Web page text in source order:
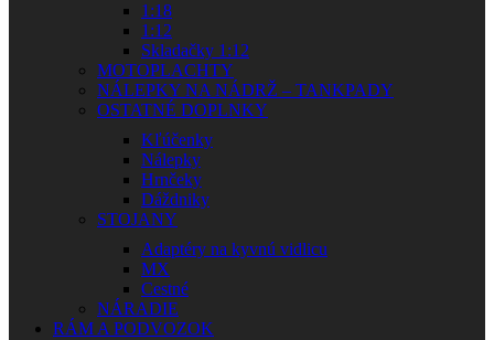
1:18
1:12
Skladačky 1:12
MOTOPLACHTY
NÁLEPKY NA NÁDRŽ – TANKPADY
OSTATNÉ DOPLNKY
Kľúčenky
Nálepky
Hrnčeky
Dáždniky
STOJANY
Adaptéry na kyvnú vidlicu
MX
Cestné
NÁRADIE
RÁM A PODVOZOK